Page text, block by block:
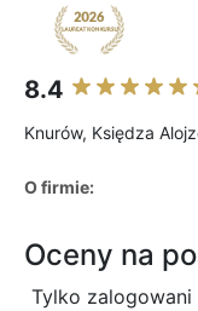
8.4
Knurów, Księdza
O firmie:
Oceny na
Tylko